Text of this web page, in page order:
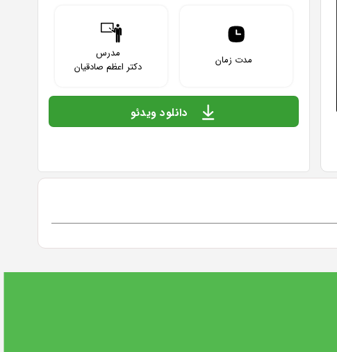
مدت زمان
مدرس
دکتر اعظم صادقیان
دانلود ویدئو